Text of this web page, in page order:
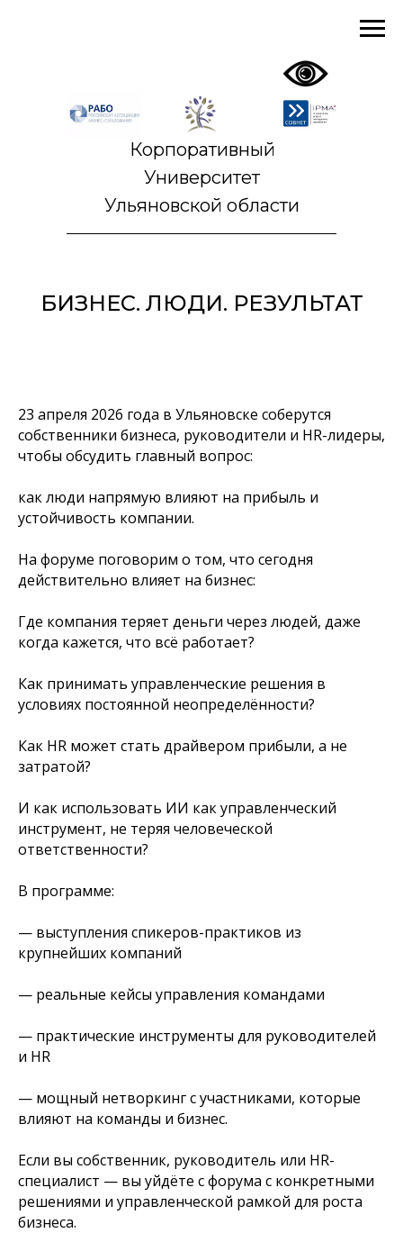
Корпоративный
Университет
Ульяновской области
БИЗНЕС. ЛЮДИ. РЕЗУЛЬТАТ
23 апреля 2026 года в Ульяновске соберутся
собственники бизнеса, руководители и HR-лидеры,
чтобы обсудить главный вопрос:
как люди напрямую влияют на прибыль и
устойчивость компании.
На форуме поговорим о том, что сегодня
действительно влияет на бизнес:
Где компания теряет деньги через людей, даже
когда кажется, что всё работает?
Как принимать управленческие решения в
условиях постоянной неопределённости?
Как HR может стать драйвером прибыли, а не
затратой?
И как использовать ИИ как управленческий
инструмент, не теряя человеческой
ответственности?
В программе:
— выступления спикеров-практиков из
крупнейших компаний
— реальные кейсы управления командами
— практические инструменты для руководителей
и HR
— мощный нетворкинг с участниками, которые
влияют на команды и бизнес.
Если вы собственник, руководитель или HR-
специалист — вы уйдёте с форума с конкретными
решениями и управленческой рамкой для роста
бизнеса.